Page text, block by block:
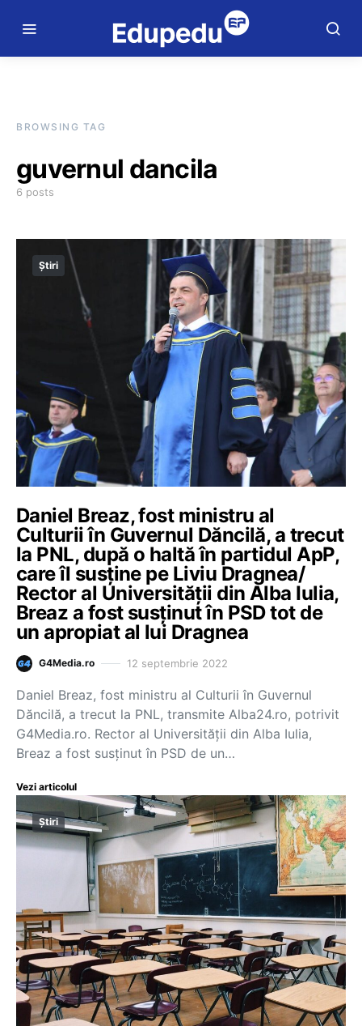
BROWSING TAG
guvernul dancila
6 posts
Știri
Daniel Breaz, fost ministru al
Culturii în Guvernul Dăncilă, a trecut
la PNL, după o haltă în partidul ApP,
care îl susține pe Liviu Dragnea/
Rector al Universității din Alba Iulia,
Breaz a fost susținut în PSD tot de
un apropiat al lui Dragnea
G4Media.ro 12 septembrie 2022
Daniel Breaz, fost ministru al Culturii în Guvernul
Dăncilă, a trecut la PNL, transmite Alba24.ro, potrivit
G4Media.ro. Rector al Universității din Alba Iulia,
Breaz a fost susținut în PSD de un…
Vezi articolul
Știri